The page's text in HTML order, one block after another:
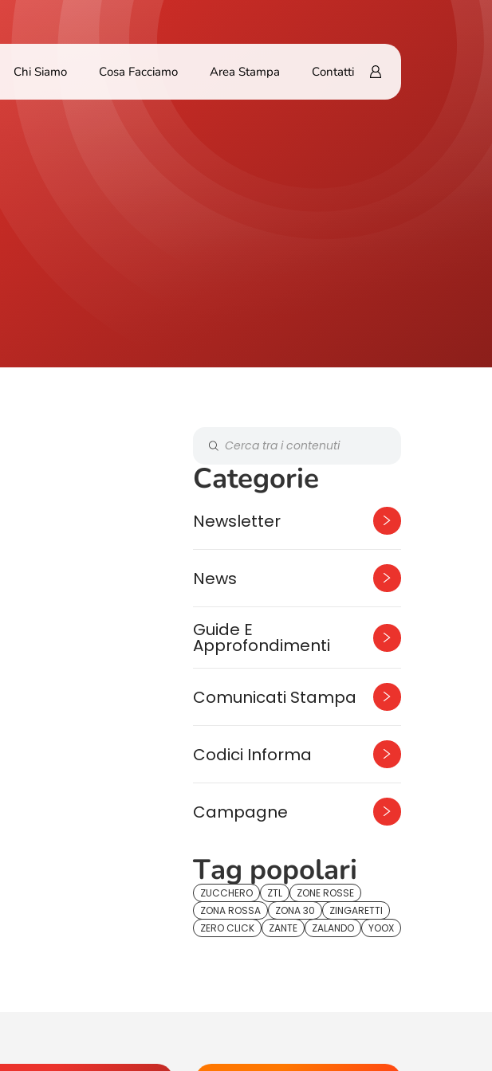
Chi Siamo Cosa Facciamo Area Stampa Contatti
Categorie
Newsletter
News
Guide E
Approfondimenti
Comunicati Stampa
Codici Informa
Campagne
Tag popolari
ZUCCHERO ZTL
ZONE ROSSE
ZONA ROSSA
ZONA 30
ZINGARETTI
ZERO CLICK
ZANTE ZALANDO YOOX